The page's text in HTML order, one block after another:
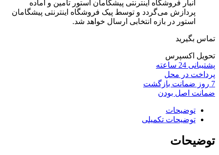
انبار فروشگاه اینترنتی پیشگامان استور تامین و آماده
پردازش می‌گردد و توسط پیک فروشگاه اینترنتی پیشگامان
استور در بازه انتخابی ارسال خواهد شد.
تماس بگیرید
تحویل اکسپرس
پشتیبانی 24 ساعته
پرداخت در محل
7 روز ضمانت بازگشت
ضمانت اصل بودن
توضیحات
توضیحات تکمیلی
توضیحات